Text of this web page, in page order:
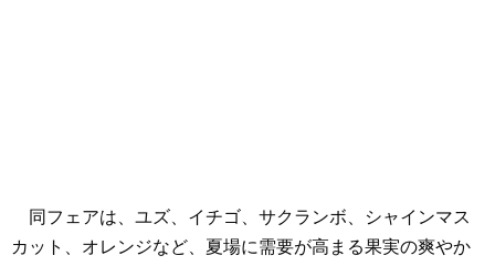
同フェアは、ユズ、イチゴ、サクランボ、シャインマス
カット、オレンジなど、夏場に需要が高まる果実の爽やか